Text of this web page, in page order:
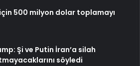
500 milyon dolar toplamayı
Şi ve Putin İran’a silah
söyledi